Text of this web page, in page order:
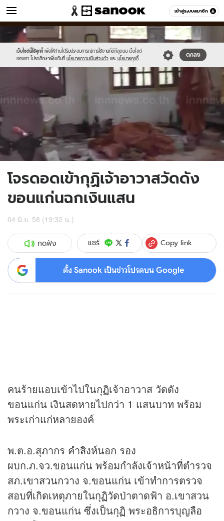
เข้าสู่ระบบสมาชิก
ข่าว หมวดอื่นๆ
เว็บไซต์นี้ใช้คุกกี้ เพื่อให้ท่านได้รับประสบการณ์การใช้งานที่ดีที่สุดบน เว็บไซต์
ของเรา โปรดศึกษาเพิ่มเติมที่ นโยบายความเป็นส่วนตัว และ นโยบายคุกกี้
ตกลง
Sanook
//s.isanook.com/sr/0/images/logo-
new-
sanook.png
600
60
//s.isanook.com/ns/0/ud/361/1806874/622740-
01.jpg
โจรดอดเข้ากุฏิเจ้าอาวาสวัดดัง
ขอนแก่นฉกเงินแสน
04 มิ.ย. 58 (19:32 น.)
กดฟัง แชร์ Copy link
ตั้ง Sanook เป็นข่าวโปรดบน Google
คนร้ายแอบเข้าไปในกุฏิเจ้าอาวาส วัดดัง
ขอนแก่น เงินสดหายไปกว่า 1 แสนบาท พร้อม
พระเก่าแก่หลายองค์
พ.ต.อ.สุภากร คำสิงห์นอก รอง
ผบก.ภ.จว.ขอนแก่น พร้อมกำลังเจ้าหน้าที่ตำรวจ
สภ.เขาสวนกวาง จ.ขอนแก่น เข้าทำการตรวจ
สอบที่เกิดเหตุภายในกุฏิวัดป่าตาดฟ้า อ.เขาสวน
กวาง จ.ขอนแก่น ซึ่งเป็นกุฏิ พระอธิการบุญลือ